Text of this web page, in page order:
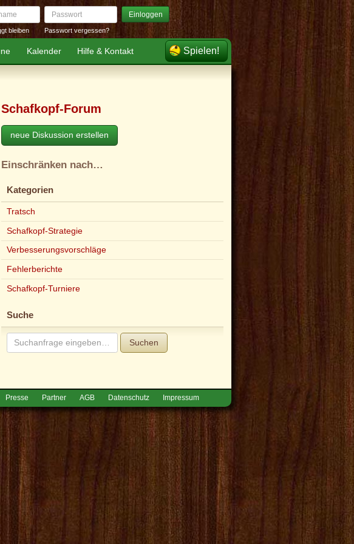
bleiben
Passwort Einloggen
Passwort vergessen?
Kalender Hilfe & Kontakt Spielen!
Schafkopf-Forum
neue Diskussion erstellen
Einschränken nach…
Kategorien
Tratsch
Schafkopf-Strategie
Verbesserungsvorschläge
Fehlerberichte
Schafkopf-Turniere
Suche
Suchen
Presse Partner AGB Datenschutz Impressum